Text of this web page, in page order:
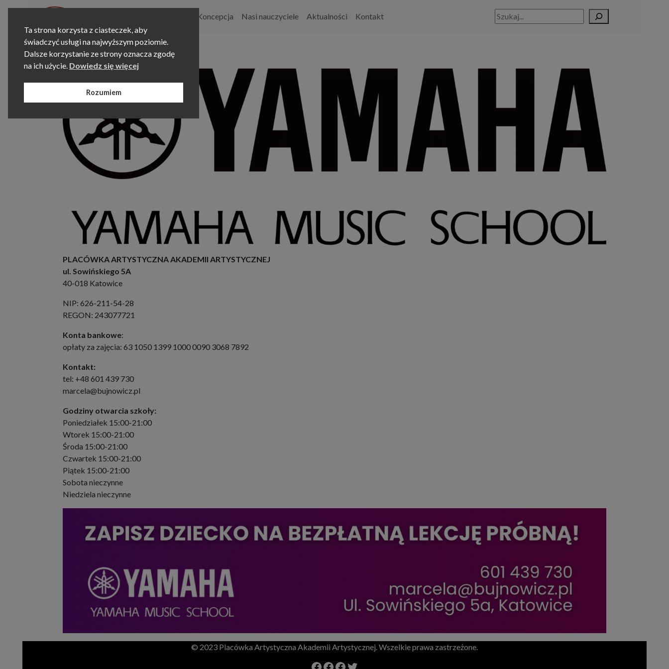
Koncepcja Nasi nauczyciele Aktualności Kontakt Szukaj
Kontakt
PLACÓWKA ARTYSTYCZNA AKADEMII ARTYSTYCZNEJ
ul. Sowińskiego 5A
40-018 Katowice
NIP: 626-211-54-28
REGON: 243077721
Konta bankowe:
opłaty za zajęcia: 63 1050 1399 1000 0090 3068 7892
Kontakt:
tel: +48 601 439 730
marcela@bujnowicz.pl
Godziny otwarcia szkoły:
Poniedziałek 15:00-21:00
Wtorek 15:00-21:00
Środa 15:00-21:00
Czwartek 15:00-21:00
Piątek 15:00-21:00
Sobota nieczynne
Niedziela nieczynne
Ta strona korzysta z ciasteczek, aby
świadczyć usługi na najwyższym poziomie.
Dalsze korzystanie ze strony oznacza zgodę
na ich użycie. Dowiedz się więcej
Rozumiem
© 2023 Placówka Artystyczna Akademii Artystycznej. Wszelkie prawa zastrzeżone.
Facebook Szkoła Mmuzyczna Yamaha
Facebook
Facebook
Twitter